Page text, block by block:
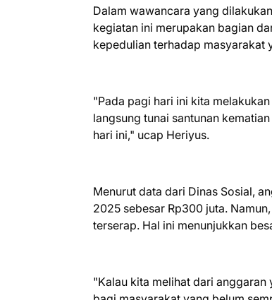
Dalam wawancara yang
kegiatan ini merupakan bagian
kepedulian terhadap masyarakat
"Pada pagi hari ini kita
langsung tunai santunan
hari ini," ucap Heriyus.
Menurut data dari Dinas Sosial,
2025 sebesar Rp300 juta.
terserap. Hal ini menunjukkan
"Kalau kita melihat dari